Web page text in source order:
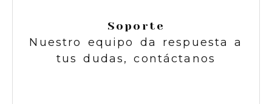
Soporte
Nuestro equipo da respuesta a
tus dudas, contáctanos